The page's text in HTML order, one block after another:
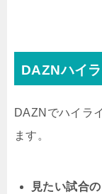
DAZNハイ
DAZNでハイラ
ます。
見たい試合